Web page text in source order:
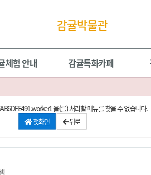
감귤박물관
체험 안내 감귤특화카페
을(를) 처리할 메뉴를 찾을 수 없습니다.
첫화면
뒤로